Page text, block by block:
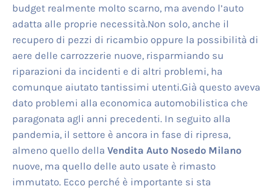
budget realmente molto scarno, ma avendo l’auto
adatta alle proprie necessità.Non solo, anche il
recupero di pezzi di ricambio oppure la possibilità di
aere delle carrozzerie nuove, risparmiando su
riparazioni da incidenti e di altri problemi, ha
comunque aiutato tantissimi utenti.Già questo aveva
dato problemi alla economica automobilistica che
paragonata agli anni precedenti. In seguito alla
pandemia, il settore è ancora in fase di ripresa,
almeno quello della Vendita Auto Nosedo Milano
nuove, ma quello delle auto usate è rimasto
immutato. Ecco perché è importante si sta